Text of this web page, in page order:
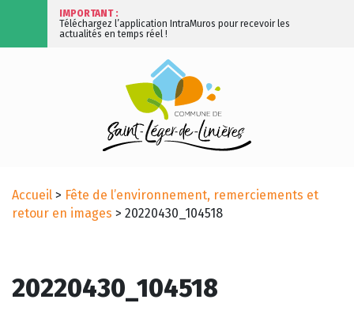
IMPORTANT :
Téléchargez l’application IntraMuros pour recevoir les
actualités en temps réel !
Accueil > Fête de l’environnement, remerciements et
retour en images > 20220430_104518
20220430_104518